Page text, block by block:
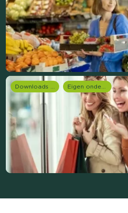
Downloads en rapportages Eigen onderzoeken